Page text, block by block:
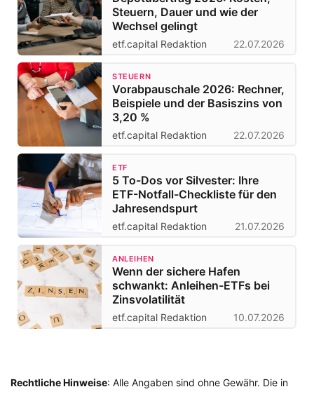
Steuern, Dauer und wie der
Wechsel gelingt
etf.capital Redaktion 22.07.2026
STEUERN
Vorabpauschale 2026: Rechner,
Beispiele und der Basiszins von
3,20 %
etf.capital Redaktion 22.07.2026
ETF
5 To-Dos vor Silvester: Ihre
ETF-Notfall-Checkliste für den
Jahresendspurt
etf.capital Redaktion 21.07.2026
ANLEIHEN
Wenn der sichere Hafen
schwankt: Anleihen-ETFs bei
Zinsvolatilität
etf.capital Redaktion 10.07.2026
Rechtliche Hinweise: Alle Angaben sind ohne Gewähr. Die in